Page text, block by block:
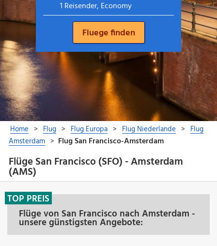
Flüge San Francisco (SFO) - Amsterdam
(AMS)
Flüge von San Francisco nach Amsterdam -
unsere günstigsten Angebote:
TOP PREIS